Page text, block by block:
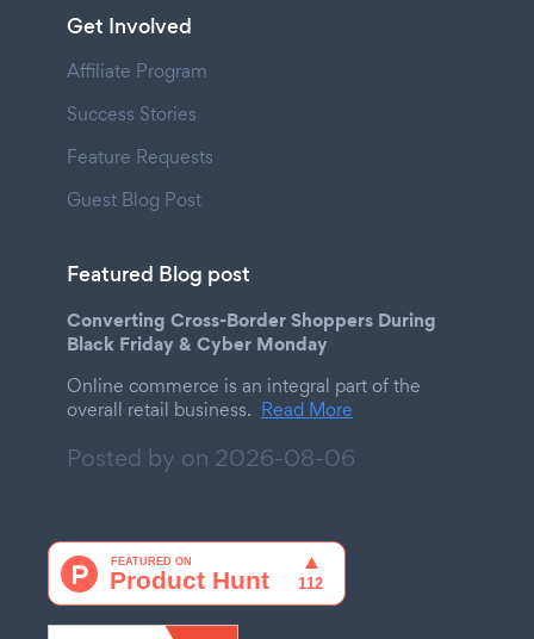
Get Involved
Affiliate Program
Success Stories
Feature Requests
Guest Blog Post
Featured Blog post
Converting Cross-Border Shoppers During
Black Friday & Cyber Monday
Online commerce is an integral part of the
overall retail business. Read More
Posted by on 2026-08-06